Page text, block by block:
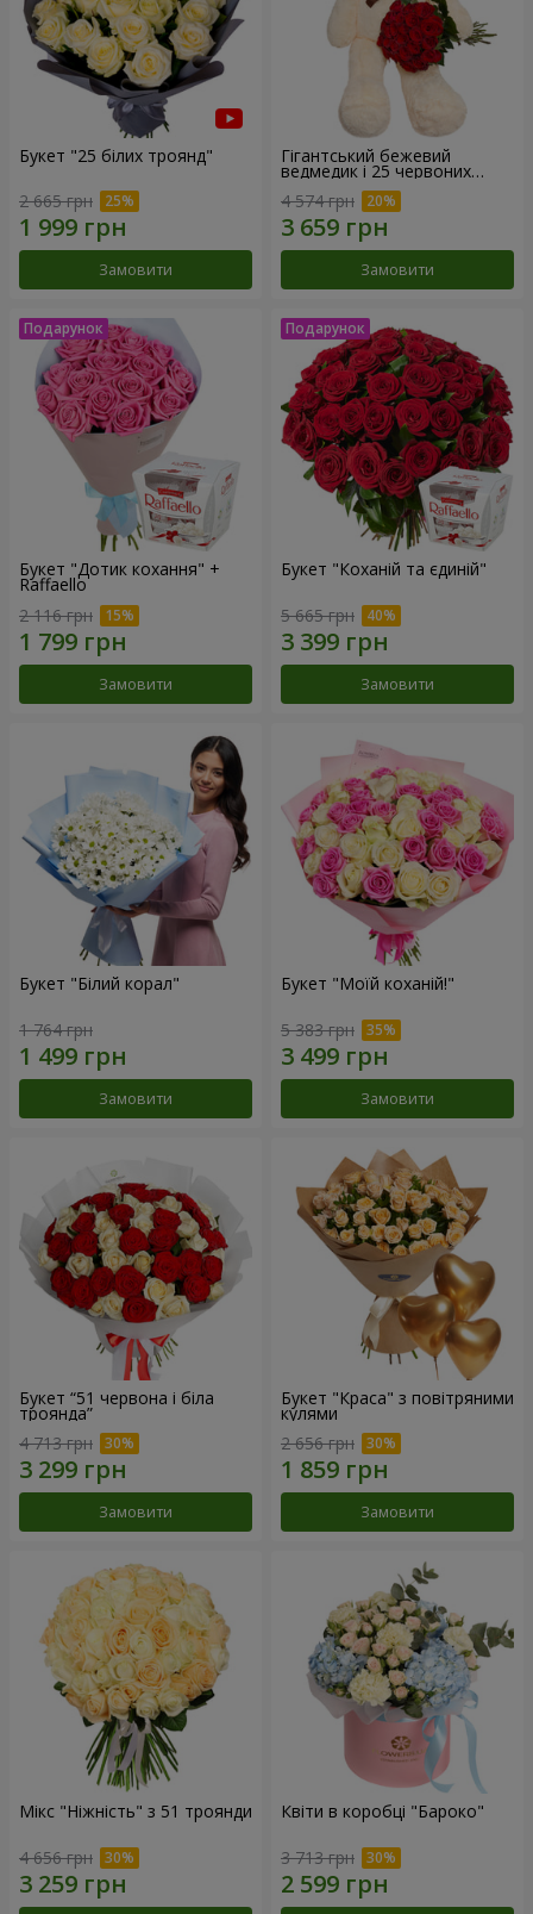
Букет "25 білих троянд"
2 665 грн
Замовити
Гігантський бежевий
ведмедик і 25 червоних
троянд
4 574 грн
Замовити
Букет "Дотик кохання" +
Raffaello
2 116 грн
Замовити
Букет "Коханій та єдиній"
5 665 грн
Замовити
Букет "Білий корал"
1 764 грн
Замовити
Букет "Моїй коханій!"
5 383 грн
Замовити
Букет “51 червона і біла
троянда”
4 713 грн
Замовити
Букет "Краса" з повітряними
кулями
2 656 грн
Замовити
Мікс "Ніжність" з 51 троянди
4 656 грн
Квіти в коробці "Бароко"
3 713 грн